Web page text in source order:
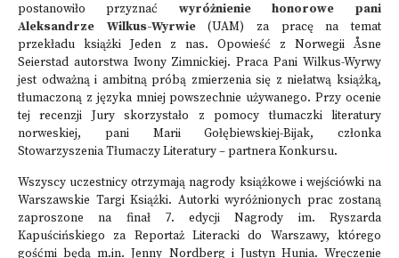
postanowiło przyznać wyróżnienie honorowe
pani
Aleksandrze Wilkus-Wyrwie(UAM) za pracę na temat
przekładu książki Jeden z nas. Opowieść z Norwegii Åsne
Seierstad autorstwa Iwony Zimnickiej. Praca Pani Wilkus-Wyrwy
jest odważną i ambitną próbą zmierzenia się z niełatwą książką,
tłumaczoną z języka mniej powszechnie używanego. Przy ocenie
tej recenzji Jury skorzystało z pomocy tłumaczki literatury
norweskiej, pani Marii Gołębiewskiej-Bijak, członka
Stowarzyszenia Tłumaczy Literatury – partnera Konkursu.
Wszyscy uczestnicy otrzymają nagrody książkowe i wejściówki na
Warszawskie Targi Książki. Autorki wyróżnionych prac zostaną
zaproszone na finał 7. edycji Nagrody im. Ryszarda
Kapuścińskiego za Reportaż Literacki do Warszawy, którego
gośćmi będą m.in. Jenny Nordberg i Justyn Hunia. Wręczenie